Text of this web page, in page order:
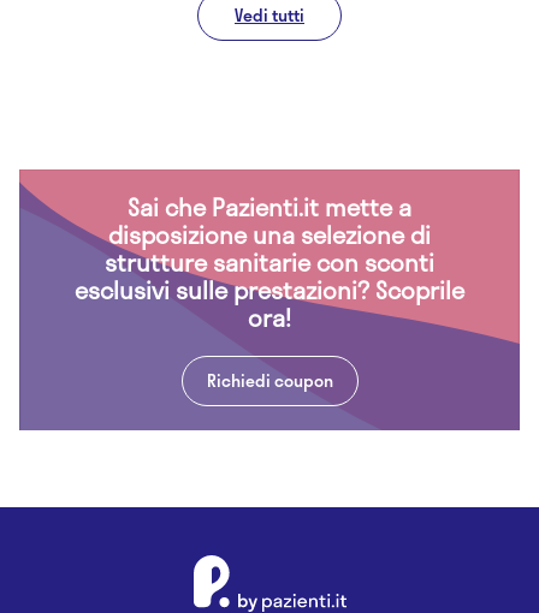
Vedi tutti
Sai che Pazienti.it mette a
disposizione una selezione di
strutture sanitarie con sconti
esclusivi sulle prestazioni? Scoprile
ora!
Richiedi coupon